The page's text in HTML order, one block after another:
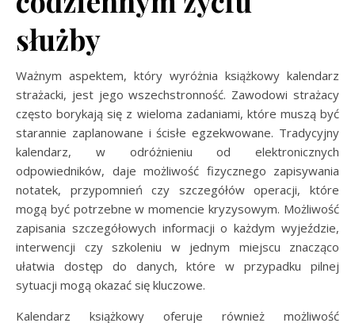
służby
Ważnym aspektem, który wyróżnia książkowy kalendarz
strażacki, jest jego wszechstronność. Zawodowi strażacy
często borykają się z wieloma zadaniami, które muszą być
starannie zaplanowane i ścisłe egzekwowane. Tradycyjny
kalendarz, w odróżnieniu od elektronicznych
odpowiedników, daje możliwość fizycznego zapisywania
notatek, przypomnień czy szczegółów operacji, które
mogą być potrzebne w momencie kryzysowym. Możliwość
zapisania szczegółowych informacji o każdym wyjeździe,
interwencji czy szkoleniu w jednym miejscu znacząco
ułatwia dostęp do danych, które w przypadku pilnej
sytuacji mogą okazać się kluczowe.
Kalendarz książkowy oferuje również możliwość